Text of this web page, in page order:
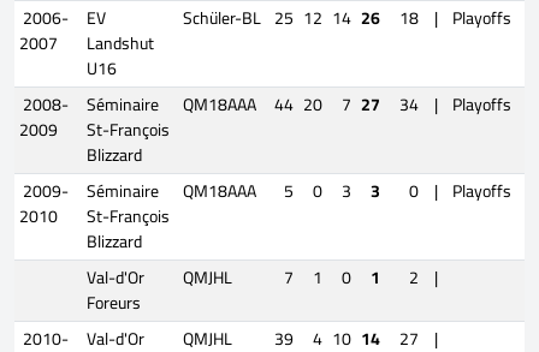
2006-
2007
EV
Landshut
U16
Schüler-BL 25 12 14 26 18 | Playoffs
2008-
2009
Séminaire
St-François
Blizzard
QM18AAA 44 20 7 27 34 | Playoffs
2009-
2010
Séminaire
St-François
Blizzard
QM18AAA 5 0 3 3 0 | Playoffs
Val-d'Or
Foreurs
QMJHL 7 1 0 1 2 |
2010- Val-d'Or
QMJHL 39 4 10 14 27 |